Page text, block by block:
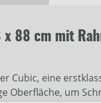
x 88 cm mit
Cubic, eine
Oberfläche, um